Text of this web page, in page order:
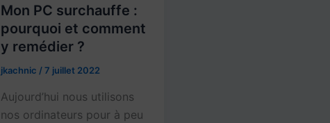
Mon PC surchauffe :
pourquoi et comment
y remédier ?
jkachnic /7 juillet 2022
Aujourd’hui nous utilisons
nos ordinateurs pour à peu